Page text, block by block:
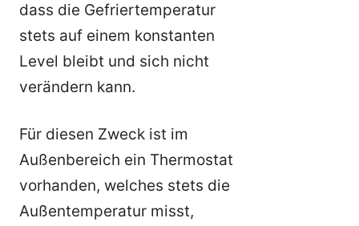
dass die Gefriertemperatur
stets auf einem konstanten
Level bleibt und sich nicht
verändern kann.
Für diesen Zweck ist im
Außenbereich ein Thermostat
vorhanden, welches stets die
Außentemperatur misst,